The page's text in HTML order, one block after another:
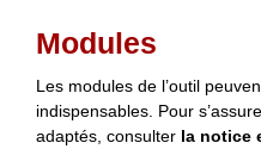
Modules
Les modules de l’outil
indispensables. Pour
adaptés, consulter la notice